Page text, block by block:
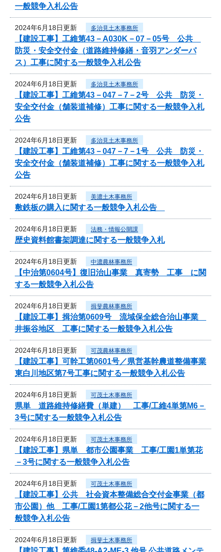
一般競争入札公告
2024年6月18日更新 多治見土木事務所
【建設工事】工維第43－A030K－07－05号 公共
防災・安全交付金（道路維持修繕・音羽アンダーパ
ス）工事に関する一般競争入札公告
2024年6月18日更新 多治見土木事務所
【建設工事】工維第43－047－7－2号 公共 防災・
安全交付金（舗装道補修）工事に関する一般競争入札
公告
2024年6月18日更新 多治見土木事務所
【建設工事】工維第43－047－7－1号 公共 防災・
安全交付金（舗装道補修）工事に関する一般競争入札
公告
2024年6月18日更新 美濃土木事務所
敷鉄板の購入に関する一般競争入札公告
2024年6月18日更新 法務・情報公開課
歴史資料館書架調達に関する一般競争入札
2024年6月18日更新 中濃農林事務所
【中治第0604号】復旧治山事業 真寄勢 工事 に関
する一般競争入札公告
2024年6月18日更新 揖斐農林事務所
【建設工事】揖治第0609号 流域保全総合治山事業
井振谷地区 工事に関する一般競争入札公告
2024年6月18日更新 可茂農林事務所
【建設工事】可幹工第0601号／県営基幹農道整備事業
東白川地区第7号工事に関する一般競争入札公告
2024年6月18日更新 可茂土木事務所
県単 道路維持修繕費（単建） 工事/工維4単第M6－
3号に関する一般競争入札公告
2024年6月18日更新 可茂土木事務所
【建設工事】県単 都市公園事業 工事/工園1単第花
－3号に関する一般競争入札公告
2024年6月18日更新 可茂土木事務所
【建設工事】公共 社会資本整備総合交付金事業（都
市公園）他 工事/工園1第都公花－2他号に関する一
般競争入札公告
2024年6月18日更新 揖斐土木事務所